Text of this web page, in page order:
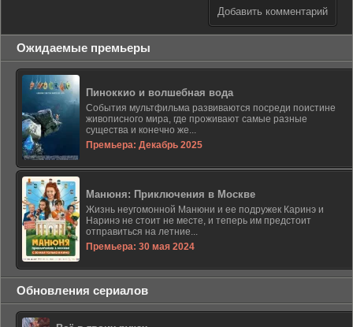
Добавить комментарий
Ожидаемые премьеры
Пиноккио и волшебная вода
События мультфильма развиваются посреди поистине
живописного мира, где проживают самые разные
существа и конечно же...
Премьера: Декабрь 2025
Манюня: Приключения в Москве
Жизнь неугомонной Манюни и ее подружек Каринэ и
Наринэ не стоит не месте, и теперь им предстоит
отправиться на летние...
Премьера: 30 мая 2024
Обновления сериалов